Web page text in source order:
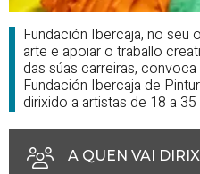
Fundación Ibercaja, no
arte e apoiar o traballo
das súas carreiras,
Fundación Ibercaja de
dirixido a artistas de 18 a 35
A QUEN VAI